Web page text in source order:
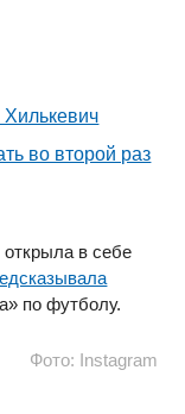
во второй раз
в себе
по футболу.
Фото: Instagram